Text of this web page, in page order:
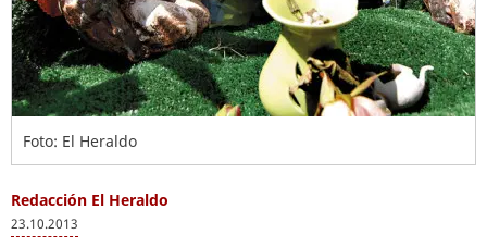
Foto: El Heraldo
Redacción El Heraldo
23.10.2013